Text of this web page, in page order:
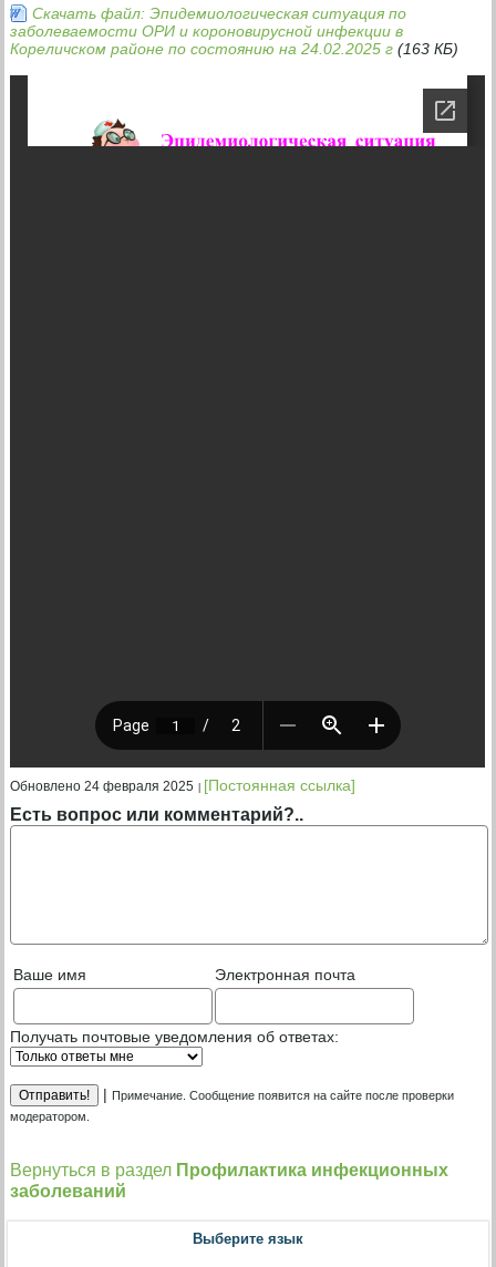
Скачать файл: Эпидемиологическая ситуация по
заболеваемости ОРИ и короновирусной инфекции в
Кореличском районе по состоянию на 24.02.2025 г (163 КБ)
Обновлено 24 февраля 2025 [Постоянная ссылка]
Есть вопрос или комментарий?..
Ваше имя Электронная почта
Получать почтовые уведомления об ответах:
|Примечание. Сообщение появится на сайте после проверки
модератором.
Вернуться в раздел Профилактика инфекционных
заболеваний
Выберите язык